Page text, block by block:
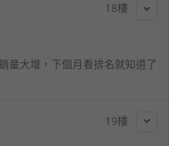
18
量大增，下個月看排名就知道了
19